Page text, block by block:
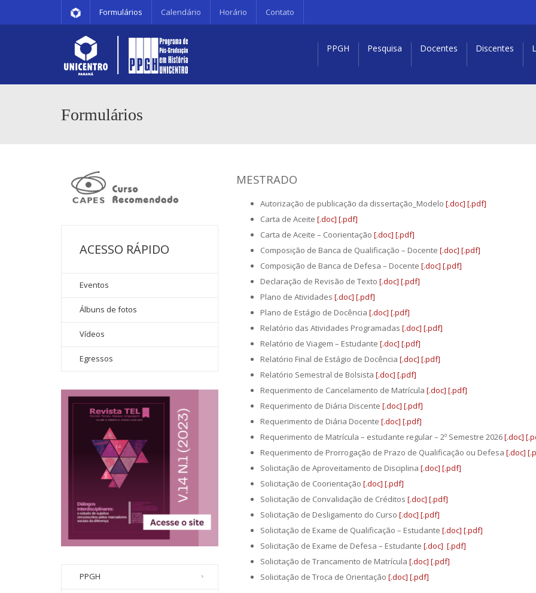
Formulários Calendário Horário Contato
PPGH Pesquisa Docentes Discentes
Formulários
MESTRADO
Autorização de publicação da dissertação_Modelo [.doc] [.pdf]
Carta de Aceite [.doc] [.pdf]
Carta de Aceite – Coorientação [.doc] [.pdf]
Composição de Banca de Qualificação – Docente [.doc] [.pdf]
Composição de Banca de Defesa – Docente [.doc] [.pdf]
Declaração de Revisão de Texto [.doc] [.pdf]
Plano de Atividades [.doc] [.pdf]
Plano de Estágio de Docência [.doc] [.pdf]
Relatório das Atividades Programadas [.doc] [.pdf]
Relatório de Viagem – Estudante [.doc] [.pdf]
Relatório Final de Estágio de Docência [.doc] [.pdf]
Relatório Semestral de Bolsista [.doc] [.pdf]
Requerimento de Cancelamento de Matrícula [.doc] [.pdf]
Requerimento de Diária Discente [.doc] [.pdf]
Requerimento de Diária Docente [.doc] [.pdf]
Requerimento de Matrícula – estudante regular – 2º Semestre 2026[.doc]
Requerimento de Prorrogação de Prazo de Qualificação ou Defesa [.doc]
Solicitação de Aproveitamento de Disciplina [.doc] [.pdf]
Solicitação de Coorientação [.doc] [.pdf]
Solicitação de Convalidação de Créditos [.doc] [.pdf]
Solicitação de Desligamento do Curso [.doc] [.pdf]
Solicitação de Exame de Qualificação – Estudante [.doc] [.pdf]
Solicitação de Exame de Defesa – Estudante [.doc] [.pdf]
Solicitação de Trancamento de Matrícula [.doc] [.pdf]
Solicitação de Troca de Orientação [.doc] [.pdf]
ACESSO RÁPIDO
Eventos
Álbuns de fotos
Vídeos
Egressos
PPGH